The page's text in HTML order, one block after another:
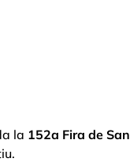
la 152a Fira de